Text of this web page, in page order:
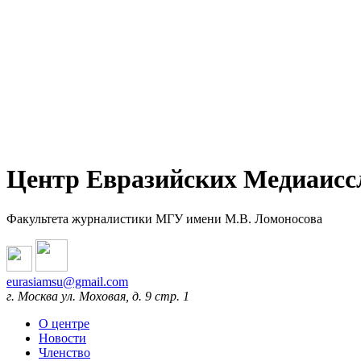
Центр Евразийских
Факультета журналистики МГУ имени М.В. Ломоносова
eurasiamsu@gmail.com
г. Москва ул. Моховая, д. 9 стр. 1
О центре
Новости
Членство